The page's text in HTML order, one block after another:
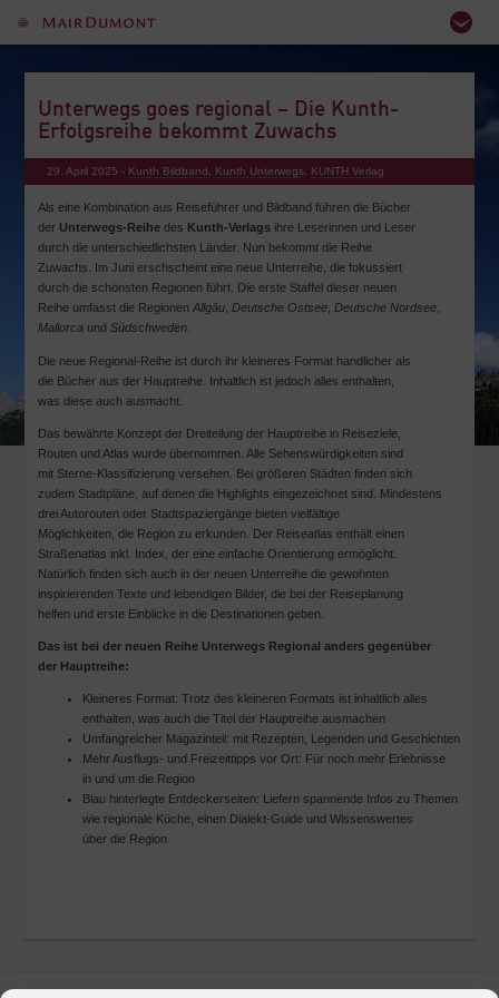
Unterwegs goes regional – Die Kunth-
Erfolgsreihe bekommt Zuwachs
29. April 2025 - Kunth Bildband Kunth Unterwegs KUNTH Verlag
Als eine Kombination aus Reiseführer und Bildband führen die Bücher
der Unterwegs-Reihedes Kunth-Verlagsihre Leserinnen und Leser
durch die unterschiedlichsten Länder. Nun bekommt die Reihe
Zuwachs. Im Juni erschscheint eine neue Unterreihe, die fokussiert
durch die schönsten Regionen führt. Die erste Staffel dieser neuen
Reihe umfasst die Regionen Allgäu, Deutsche Ostsee, Deutsche Nordsee,
Mallorcaund Südschweden.
Die neue Regional-Reihe ist durch ihr kleineres Format handlicher als
die Bücher aus der Hauptreihe. Inhaltlich ist jedoch alles enthalten,
was diese auch ausmacht.
Das bewährte Konzept der Dreiteilung der Hauptreihe in Reiseziele,
Routen und Atlas wurde übernommen. Alle Sehenswürdigkeiten sind
mit Sterne-Klassifizierung versehen. Bei größeren Städten finden sich
zudem Stadtpläne, auf denen die Highlights eingezeichnet sind. Mindestens
drei Autorouten oder Stadtspaziergänge bieten vielfältige
Möglichkeiten, die Region zu erkunden. Der Reiseatlas enthält einen
Straßenatlas inkl. Index, der eine einfache Orientierung ermöglicht.
Natürlich finden sich auch in der neuen Unterreihe die gewohnten
inspirierenden Texte und lebendigen Bilder, die bei der Reiseplanung
helfen und erste Einblicke in die Destinationen geben.
Das ist bei der neuen Reihe Unterwegs Regional anders gegenüber
der Hauptreihe:
Kleineres Format: Trotz des kleineren Formats ist inhaltlich alles
enthalten, was auch die Titel der Hauptreihe ausmachen
Umfangreicher Magazinteil: mit Rezepten, Legenden und Geschichten
Mehr Ausflugs- und Freizeittipps vor Ort: Für noch mehr Erlebnisse
in und um die Region
Blau hinterlegte Entdeckerseiten: Liefern spannende Infos zu Themen
wie regionale Küche, einen Dialekt-Guide und Wissenswertes
über die Region